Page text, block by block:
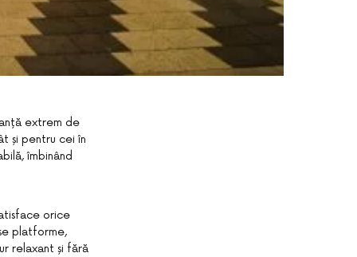
extrem de
și pentru cei în
îmbinând
orice
platforme,
relaxant și fără